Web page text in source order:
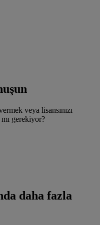
veya lisansınızı
gerekiyor?
daha fazla